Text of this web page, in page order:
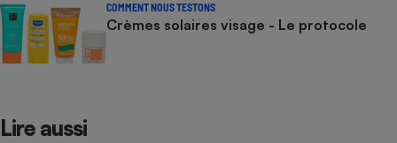
COMMENT NOUS TESTONS
Crèmes solaires visage - Le protocole
Lire aussi